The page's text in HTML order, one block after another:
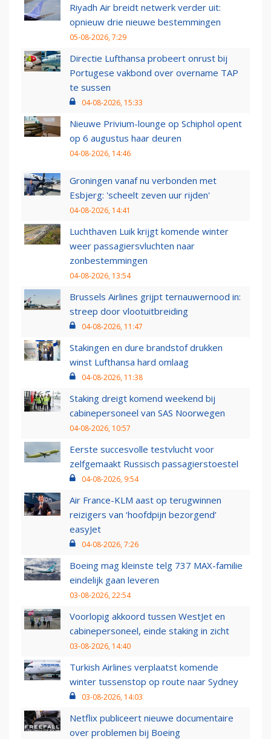
Riyadh Air breidt netwerk verder uit:
opnieuw drie nieuwe bestemmingen
05-08-2026, 7:29
Directie Lufthansa probeert onrust bij
Portugese vakbond over overname TAP
te sussen
04-08-2026, 15:33
Nieuwe Privium-lounge op Schiphol opent
op 6 augustus haar deuren
04-08-2026, 14:46
Groningen vanaf nu verbonden met
Esbjerg: 'scheelt zeven uur rijden'
04-08-2026, 14:41
Luchthaven Luik krijgt komende winter
weer passagiersvluchten naar
zonbestemmingen
04-08-2026, 13:54
Brussels Airlines grijpt ternauwernood in:
streep door vlootuitbreiding
04-08-2026, 11:47
Stakingen en dure brandstof drukken
winst Lufthansa hard omlaag
04-08-2026, 11:38
Staking dreigt komend weekend bij
cabinepersoneel van SAS Noorwegen
04-08-2026, 10:57
Eerste succesvolle testvlucht voor
zelfgemaakt Russisch passagierstoestel
04-08-2026, 9:54
Air France-KLM aast op terugwinnen
reizigers van ‘hoofdpijn bezorgend’
easyJet
04-08-2026, 7:26
Boeing mag kleinste telg 737 MAX-familie
eindelijk gaan leveren
03-08-2026, 22:54
Voorlopig akkoord tussen WestJet en
cabinepersoneel, einde staking in zicht
03-08-2026, 14:40
Turkish Airlines verplaatst komende
winter tussenstop op route naar Sydney
03-08-2026, 14:03
Netflix publiceert nieuwe documentaire
over problemen bij Boeing